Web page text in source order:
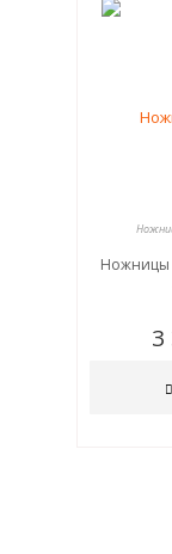
Ножницы
3